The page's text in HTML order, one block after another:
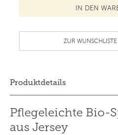
ZUR
Produktdetails
Pflegeleichte Bio-
aus Jersey